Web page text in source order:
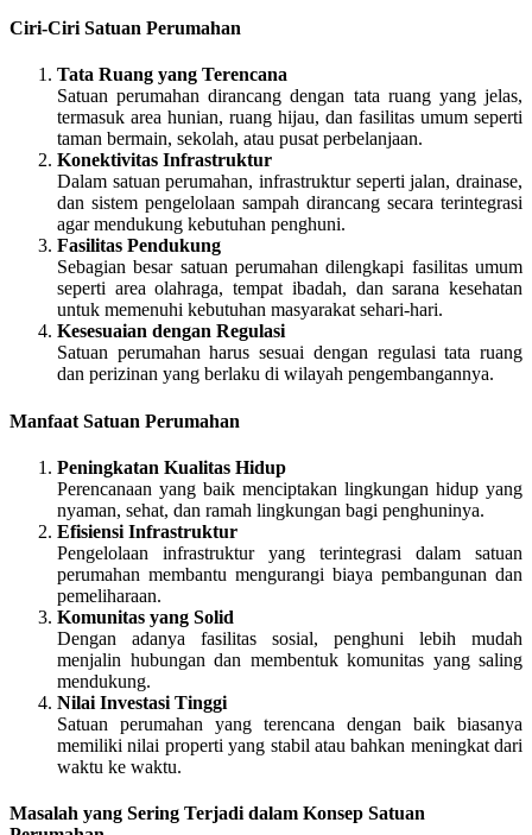
Ciri-Ciri Satuan Perumahan
Tata Ruang yang Terencana
Satuan perumahan dirancang dengan tata ruang yang jelas,
termasuk area hunian, ruang hijau, dan fasilitas umum seperti
taman bermain, sekolah, atau pusat perbelanjaan.
Konektivitas Infrastruktur
Dalam satuan perumahan, infrastruktur seperti jalan, drainase,
dan sistem pengelolaan sampah dirancang secara terintegrasi
agar mendukung kebutuhan penghuni.
Fasilitas Pendukung
Sebagian besar satuan perumahan dilengkapi fasilitas umum
seperti area olahraga, tempat ibadah, dan sarana kesehatan
untuk memenuhi kebutuhan masyarakat sehari-hari.
Kesesuaian dengan Regulasi
Satuan perumahan harus sesuai dengan regulasi tata ruang
dan perizinan yang berlaku di wilayah pengembangannya.
Manfaat Satuan Perumahan
Peningkatan Kualitas Hidup
Perencanaan yang baik menciptakan lingkungan hidup yang
nyaman, sehat, dan ramah lingkungan bagi penghuninya.
Efisiensi Infrastruktur
Pengelolaan infrastruktur yang terintegrasi dalam satuan
perumahan membantu mengurangi biaya pembangunan dan
pemeliharaan.
Komunitas yang Solid
Dengan adanya fasilitas sosial, penghuni lebih mudah
menjalin hubungan dan membentuk komunitas yang saling
mendukung.
Nilai Investasi Tinggi
Satuan perumahan yang terencana dengan baik biasanya
memiliki nilai properti yang stabil atau bahkan meningkat dari
waktu ke waktu.
Masalah yang Sering Terjadi dalam Konsep Satuan